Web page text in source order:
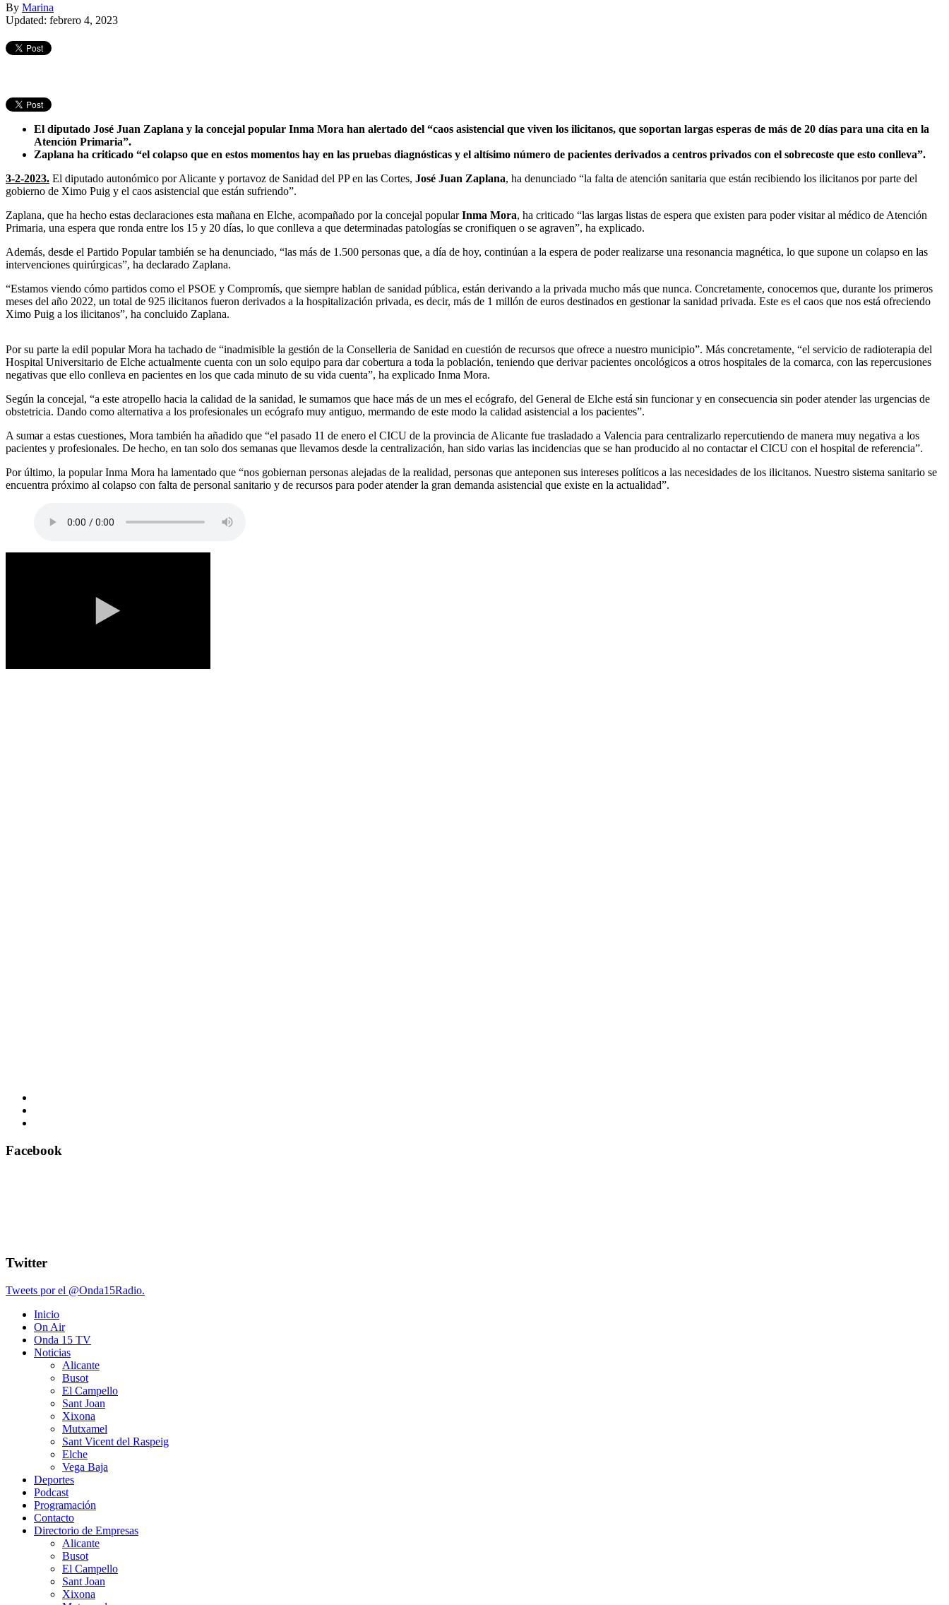
By Marina
Updated: febrero 4, 2023
El diputado José Juan Zaplana y la concejal popular Inma Mora han alertado del “caos asistencial que viven los ilicitanos, que soportan largas esperas de más de 20 días para una cita en la
Atención Primaria”.
Zaplana ha criticado “el colapso que en estos momentos hay en las pruebas diagnósticas y el altísimo número de pacientes derivados a centros privados con el sobrecoste que esto conlleva”.
3-2-2023. El diputado autonómico por Alicante y portavoz de Sanidad del PP en las Cortes, José Juan Zaplana, ha denunciado “la falta de atención sanitaria que están recibiendo los ilicitanos por parte del
gobierno de Ximo Puig y el caos asistencial que están sufriendo”.
Zaplana, que ha hecho estas declaraciones esta mañana en Elche, acompañado por la concejal popularInma Mora, ha criticado “las largas listas de espera que existen para poder visitar al médico de Atención
Primaria, una espera que ronda entre los 15 y 20 días, lo que conlleva a que determinadas patologías se cronifiquen o se agraven”, ha explicado.
Además, desde el Partido Popular también se ha denunciado, “las más de 1.500 personas que, a día de hoy, continúan a la espera de poder realizarse una resonancia magnética, lo que supone un colapso en las
intervenciones quirúrgicas”, ha declarado Zaplana.
“Estamos viendo cómo partidos como el PSOE y Compromís, que siempre hablan de sanidad pública, están derivando a la privada mucho más que nunca. Concretamente, conocemos que, durante los primeros
meses del año 2022, un total de 925 ilicitanos fueron derivados a la hospitalización privada, es decir, más de 1 millón de euros destinados en gestionar la sanidad privada. Este es el caos que nos está ofreciendo
Ximo Puig a los ilicitanos”, ha concluido Zaplana.
Por su parte la edil popular Mora ha tachado de “inadmisible la gestión de la Conselleria de Sanidad en cuestión de recursos que ofrece a nuestro municipio”. Más concretamente, “el servicio de radioterapia del
Hospital Universitario de Elche actualmente cuenta con un solo equipo para dar cobertura a toda la población, teniendo que derivar pacientes oncológicos a otros hospitales de la comarca, con las repercusiones
negativas que ello conlleva en pacientes en los que cada minuto de su vida cuenta”, ha explicado Inma Mora.
Según la concejal, “a este atropello hacia la calidad de la sanidad, le sumamos que hace más de un mes el ecógrafo, del General de Elche está sin funcionar y en consecuencia sin poder atender las urgencias de
obstetricia. Dando como alternativa a los profesionales un ecógrafo muy antiguo, mermando de este modo la calidad asistencial a los pacientes”.
A sumar a estas cuestiones, Mora también ha añadido que “el pasado 11 de enero el CICU de la provincia de Alicante fue trasladado a Valencia para centralizarlo repercutiendo de manera muy negativa a los
pacientes y profesionales. De hecho, en tan solo dos semanas que llevamos desde la centralización, han sido varias las incidencias que se han producido al no contactar el CICU con el hospital de referencia”.
Por último, la popular Inma Mora ha lamentado que “nos gobiernan personas alejadas de la realidad, personas que anteponen sus intereses políticos a las necesidades de los ilicitanos. Nuestro sistema sanitario se
encuentra próximo al colapso con falta de personal sanitario y de recursos para poder atender la gran demanda asistencial que existe en la actualidad”.
Facebook
Twitter
Tweets por el @Onda15Radio.
Inicio
On Air
Onda 15 TV
Noticias
Alicante
Busot
El Campello
Sant Joan
Xixona
Mutxamel
Sant Vicent del Raspeig
Elche
Vega Baja
Deportes
Podcast
Programación
Contacto
Directorio de Empresas
Alicante
Busot
El Campello
Sant Joan
Xixona